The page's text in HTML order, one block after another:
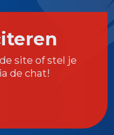
site of stel je
de chat!